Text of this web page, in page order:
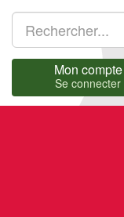
Mon compte
Se connecter